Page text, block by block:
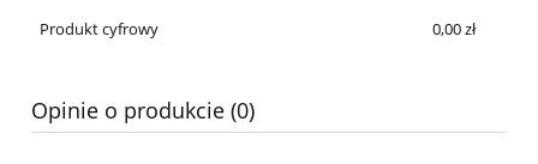
Produkt cyfrowy 0,00 zł
Opinie o produkcie (0)